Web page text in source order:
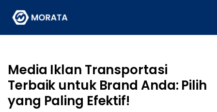
Media Iklan Transportasi
Terbaik untuk Brand Anda: Pilih
yang Paling Efektif!